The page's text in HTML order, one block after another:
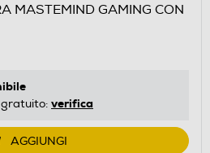
MASTEMIND GAMING CON
verifica
AGGIUNGI